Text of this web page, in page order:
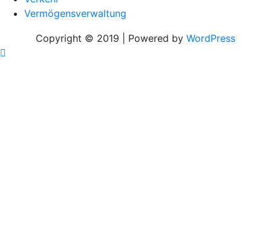
Vermögensverwaltung
Copyright © 2019 | Powered by WordPress